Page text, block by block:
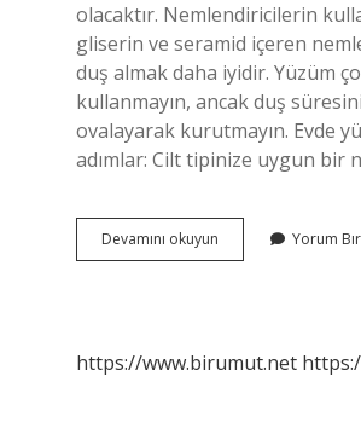
olacaktır. Nemlendiricilerin
gliserin ve seramid içeren
duş almak daha iyidir. Yüzüm
kullanmayın, ancak duş
ovalayarak kurutmayın. Evde
adımlar: Cilt tipinize uygun bir
Devamını okuyun
Yüzü
Yorum
https://www.birumut.net